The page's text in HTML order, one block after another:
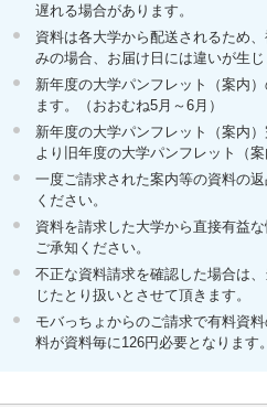
遅れる場合があります。
資料は各大学から配送されるため
みの場合、お届け日には違いが生じ
新年度の大学パンフレット（案内
ます。（おおむね5月～6月）
新年度の大学パンフレット（案内
より旧年度の大学パンフレット（
一度ご請求された案内等の資料の
ください。
資料を請求した大学から直接有益
ご承知ください。
不正な資料請求を確認した場合は
じたとり扱いとさせて頂きます。
モバっちょからのご請求で有料資
料が資料毎に126円必要となります。